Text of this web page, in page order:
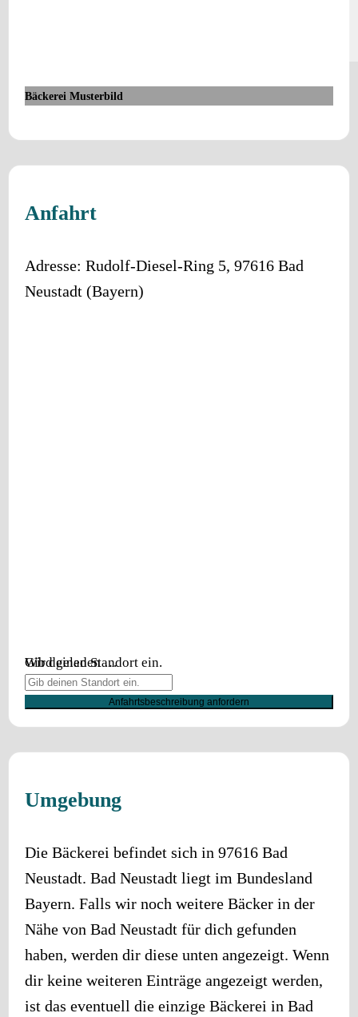
Bäckerei Musterbild
Anfahrt
Adresse: Rudolf-Diesel-Ring 5, 97616 Bad
Neustadt (Bayern)
Wird geladen …
Gib deinen Standort ein.
Anfahrtsbeschreibung anfordern
Umgebung
Die Bäckerei befindet sich in 97616 Bad
Neustadt. Bad Neustadt liegt im Bundesland
Bayern. Falls wir noch weitere Bäcker in der
Nähe von Bad Neustadt für dich gefunden
haben, werden dir diese unten angezeigt. Wenn
dir keine weiteren Einträge angezeigt werden,
ist das eventuell die einzige Bäckerei in Bad